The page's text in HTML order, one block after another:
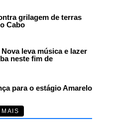
grilagem de terras
Cabo
leva música e lazer
neste fim de
para o estágio Amarelo